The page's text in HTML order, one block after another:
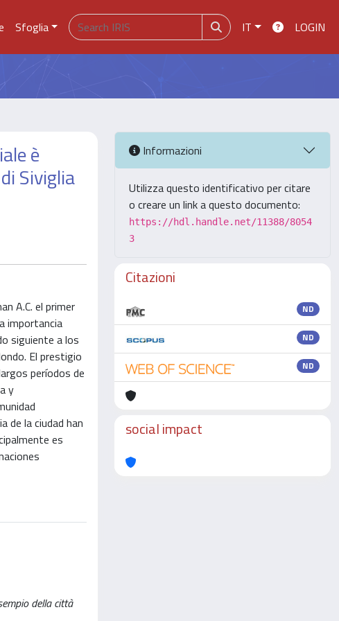
Sfoglia IT LOGIN
è
Siviglia
A.C. el primer
importancia
siguiente a los
El prestigio
períodos de
y
de la ciudad han
es
della città
Informazioni
Utilizza questo identificativo per citare
o creare un link a questo documento:
https://hdl.handle.net/11388/8054
3
Citazioni
ND
ND
ND
social impact